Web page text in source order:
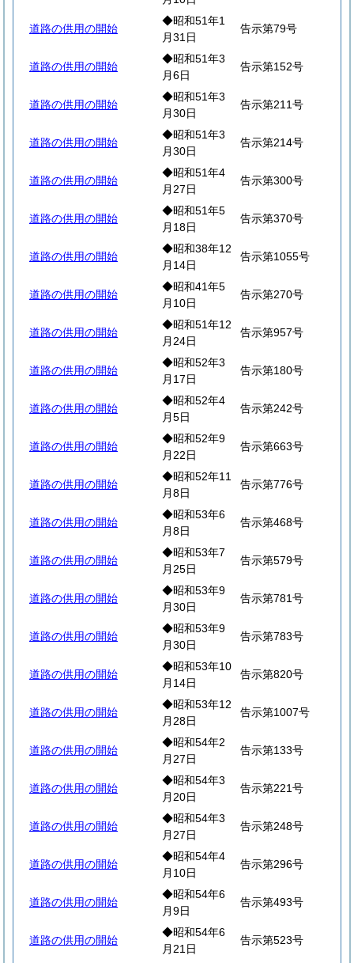
道路の供用の開始
◆昭和51年1
月31日
告示第79号
道路の供用の開始
◆昭和51年3
月6日
告示第152号
道路の供用の開始
◆昭和51年3
月30日
告示第211号
道路の供用の開始
◆昭和51年3
月30日
告示第214号
道路の供用の開始
◆昭和51年4
月27日
告示第300号
道路の供用の開始
◆昭和51年5
月18日
告示第370号
道路の供用の開始
◆昭和38年12
月14日
告示第1055号
道路の供用の開始
◆昭和41年5
月10日
告示第270号
道路の供用の開始
◆昭和51年12
月24日
告示第957号
道路の供用の開始
◆昭和52年3
月17日
告示第180号
道路の供用の開始
◆昭和52年4
月5日
告示第242号
道路の供用の開始
◆昭和52年9
月22日
告示第663号
道路の供用の開始
◆昭和52年11
月8日
告示第776号
道路の供用の開始
◆昭和53年6
月8日
告示第468号
道路の供用の開始
◆昭和53年7
月25日
告示第579号
道路の供用の開始
◆昭和53年9
月30日
告示第781号
道路の供用の開始
◆昭和53年9
月30日
告示第783号
道路の供用の開始
◆昭和53年10
月14日
告示第820号
道路の供用の開始
◆昭和53年12
月28日
告示第1007号
道路の供用の開始
◆昭和54年2
月27日
告示第133号
道路の供用の開始
◆昭和54年3
月20日
告示第221号
道路の供用の開始
◆昭和54年3
月27日
告示第248号
道路の供用の開始
◆昭和54年4
月10日
告示第296号
道路の供用の開始
◆昭和54年6
月9日
告示第493号
道路の供用の開始
◆昭和54年6
月21日
告示第523号